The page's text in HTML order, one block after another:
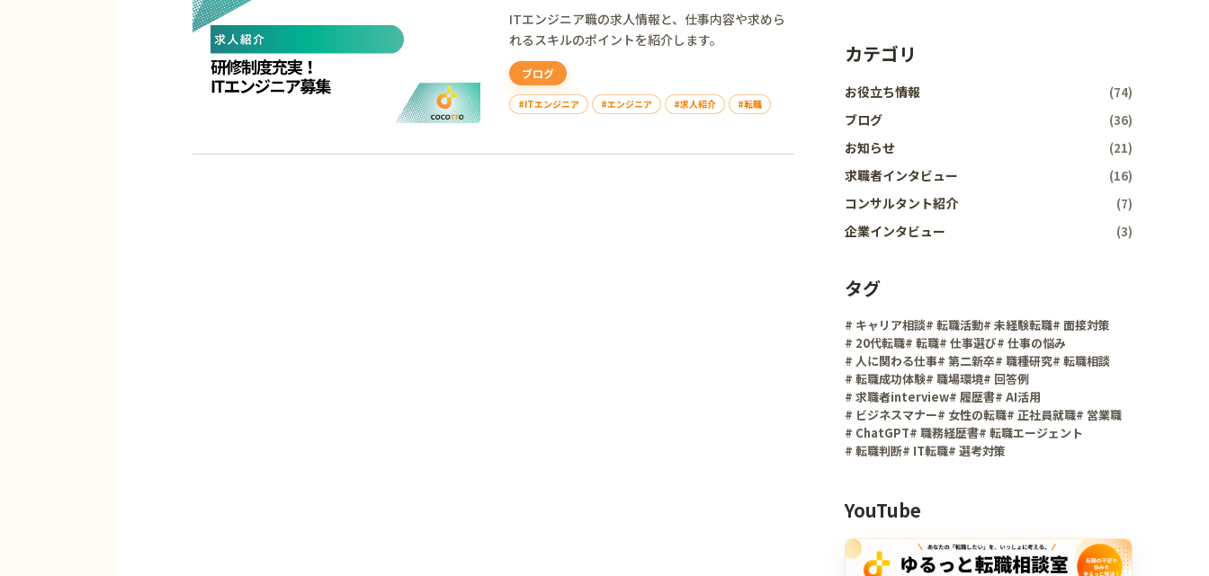
ITエンジニア職の求人情報と、仕事内容や求めら
れるスキルのポイントを紹介します。
ブログ
#ITエンジニア #エンジニア #求人紹介 #転職
カテゴリ
お役立ち情報 (74)
ブログ (36)
お知らせ (21)
求職者インタビュー (16)
コンサルタント紹介 (7)
企業インタビュー (3)
タグ
# キャリア相談# 転職活動# 未経験転職# 面接対策
# 20代転職# 転職# 仕事選び# 仕事の悩み
# 人に関わる仕事# 第二新卒# 職種研究# 転職相談
# 転職成功体験# 職場環境# 回答例
# 求職者interview# 履歴書# AI活用
# ビジネスマナー# 女性の転職# 正社員就職# 営業職
# ChatGPT# 職務経歴書# 転職エージェント
# 転職判断# IT転職# 選考対策
YouTube